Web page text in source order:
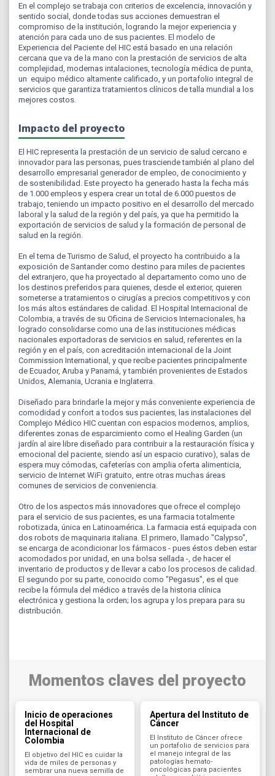
En el complejo se trabaja con criterios de excelencia, innovación y
sentido social, donde todas sus acciones demuestran el
compromiso de la institución, logrando la mejor experiencia y
atención para cada uno de sus pacientes. El modelo de
Experiencia del Paciente del HIC está basado en una relación
cercana que va de la mano con la prestación de servicios de alta
complejidad, modernas intalaciones, tecnología médica de punta,
un equipo médico altamente calificado, y un portafolio integral de
servicios que garantiza tratamientos clínicos de talla mundial a los
mejores costos.
Impacto del proyecto
El HIC representa la prestación de un servicio de salud cercano e
innovador para las personas, pues trasciende también al plano del
desarrollo empresarial generador de empleo, de conocimiento y
de sostenibilidad. Este proyecto ha generado hasta la fecha más
de 1.000 empleos y espera crear un total de 6.000 puestos de
trabajo, teniendo un impacto positivo en el desarrollo del mercado
laboral y la salud de la región y del país, ya que ha permitido la
exportación de servicios de salud y la formación de personal de
salud en la región.
En el tema de Turismo de Salud, el proyecto ha contribuido a la
exposición de Santander como destino para miles de pacientes
del extranjero, que ha proyectado al departamento como uno de
los destinos preferidos para quienes, desde el exterior, quieren
someterse a tratamientos o cirugías a precios competitivos y con
los más altos estándares de calidad. El Hospital Internacional de
Colombia, a través de su Oficina de Servicios Internacionales, ha
logrado consolidarse como una de las instituciones médicas
nacionales exportadoras de servicios en salud, referentes en la
región y en el país, con acreditación internacional de la Joint
Commission International, y que recibe pacientes principalmente
de Ecuador, Aruba y Panamá, y también provenientes de Estados
Unidos, Alemania, Ucrania e Inglaterra.
Diseñado para brindarle la mejor y más conveniente experiencia de
comodidad y confort a todos sus pacientes, las instalaciones del
Complejo Médico HIC cuentan con espacios modernos, amplios,
diferentes zonas de esparcimiento como el Healing Garden (un
jardín al aire libre diseñado para contribuir a la restauración física y
emocional del paciente, siendo así un espacio curativo), salas de
espera muy cómodas, cafeterías con amplia oferta alimenticia,
servicio de Internet WiFi gratuito, entre otras muchas áreas
comunes de servicios de conveniencia.
Otro de los aspectos más innovadores que ofrece el complejo
para el servicio de sus pacientes, es una farmacia totalmente
robotizada, única en Latinoamérica. La farmacia está equipada con
dos robots de maquinaria italiana. El primero, llamado "Calypso",
se encarga de acondicionar los fármacos - pues éstos deben estar
acomodados por unidad, en una bolsa sellada -, de hacer el
inventario de productos y de llevar a cabo los procesos de calidad.
El segundo por su parte, conocido como "Pegasus", es el que
recibe la fórmula del médico a través de la historia clínica
electrónica y gestiona la orden; los agrupa y los prepara para su
distribución.
Momentos claves del proyecto
Inicio de operaciones
del Hospital
Internacional de
Colombia
El objetivo del HIC es cuidar la
vida de miles de personas y
sembrar una nueva semilla de
Apertura del Instituto de
Cáncer
El Instituto de Cáncer ofrece
un portafolio de servicios para
el manejo integral de las
patologías hemato-
oncológicas para pacientes